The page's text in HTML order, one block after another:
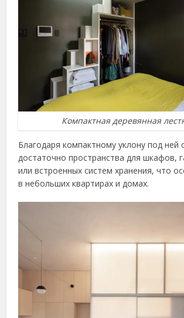
Компактная деревянная
Благодаря компактному уклону под ней
достаточно пространства для шкафов,
или встроенных систем хранения, что
в небольших квартирах и домах.